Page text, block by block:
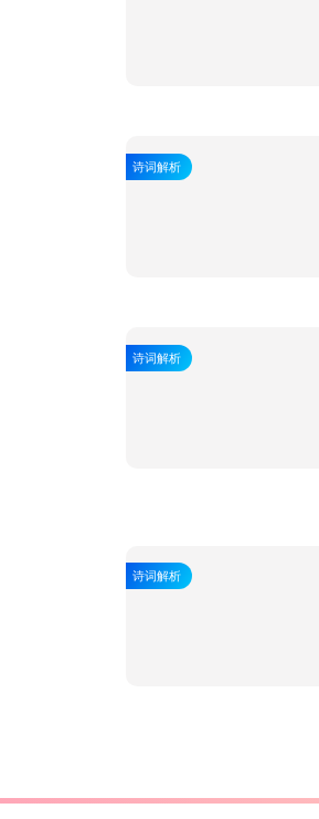
诗词解析
诗词解析
诗词解析